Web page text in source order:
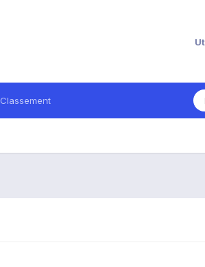
Classement